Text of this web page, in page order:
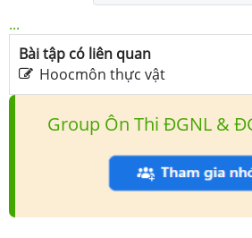
...
Bài tập có liên quan
Hoocmôn thực vật
Group Ôn Thi ĐGNL &